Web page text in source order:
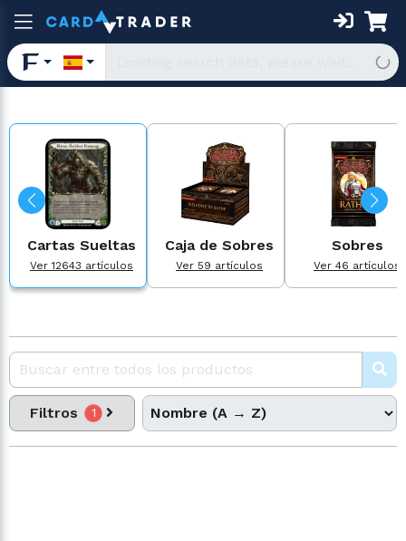
Cartas Sueltas
Ver 12643 artículos
Caja de Sobres
Ver 59 artículos
Sobres
Ver 46 artículos
Filtros 1